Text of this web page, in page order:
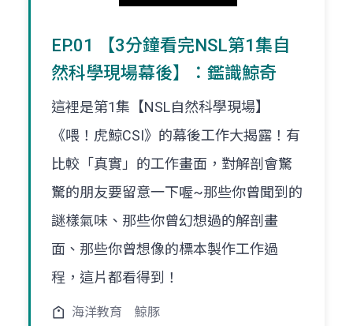
EP.01 【3分鐘看完NSL第1集自
然科學現場幕後】：鑑識鯨奇
這裡是第1集【NSL自然科學現場】
《喂！虎鯨CSI》的幕後工作大揭露！有
比較「真實」的工作畫面，對解剖會驚
驚的朋友要留意一下喔~那些你曾聞到的
謎樣氣味、那些你曾幻想過的解剖畫
面、那些你曾想像的標本製作工作過
程，這片都看得到！
海洋教育 鯨豚